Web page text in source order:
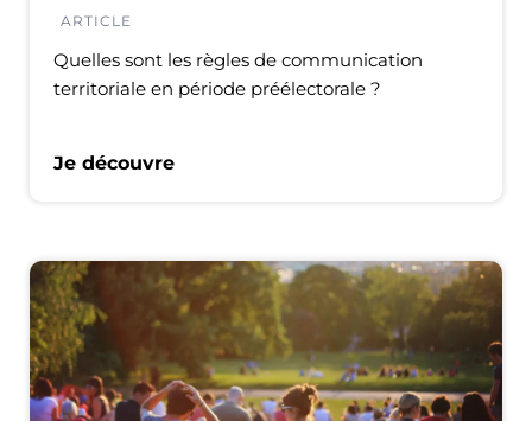
ARTICLE
Quelles sont les règles de communication
territoriale en période préélectorale ?
Je découvre